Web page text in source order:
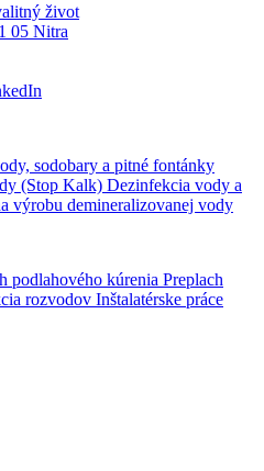
05 Nitra
sodobary a pitné fontánky
(Stop Kalk) Dezinfekcia vody a
výrobu demineralizovanej vody
podlahového kúrenia Preplach
rozvodov Inštalatérske práce